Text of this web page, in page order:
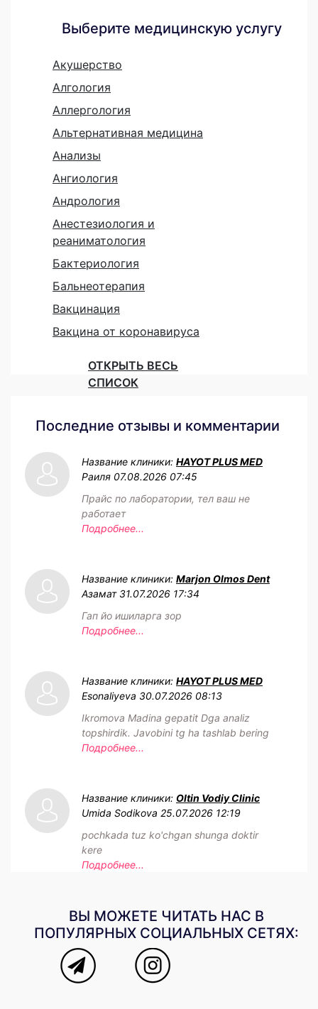
Выберите медицинскую услугу
Акушерство
Алгология
Аллергология
Альтернативная медицина
Анализы
Ангиология
Андрология
Анестезиология и
реаниматология
Бактериология
Бальнеотерапия
Вакцинация
Вакцина от коронавируса
ОТКРЫТЬ ВЕСЬ
СПИСОК
Последние отзывы и комментарии
Название клиники: HAYOT PLUS MED
Раиля 07.08.2026 07:45
Прайс по лаборатории, тел ваш не
работает
Подробнее...
Название клиники: Marjon Olmos Dent
Азамат 31.07.2026 17:34
Гап йо ишиларга зор
Подробнее...
Название клиники: HAYOT PLUS MED
Esonaliyeva 30.07.2026 08:13
Ikromova Madina gepatit Dga analiz
topshirdik. Javobini tg ha tashlab bering
Подробнее...
Название клиники: Oltin Vodiy Clinic
Umida Sodikova 25.07.2026 12:19
pochkada tuz ko'chgan shunga doktir
kere
Подробнее...
ВЫ МОЖЕТЕ ЧИТАТЬ НАС В
ПОПУЛЯРНЫХ СОЦИАЛЬНЫХ СЕТЯХ: